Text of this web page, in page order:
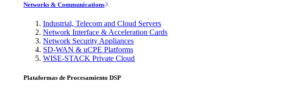
Networks & Communications
Industrial, Telecom and Cloud Servers
Network Interface & Acceleration Cards
Network Security Appliances
SD-WAN & uCPE Platforms
WISE-STACK Private Cloud
Plataformas de Procesamiento DSP